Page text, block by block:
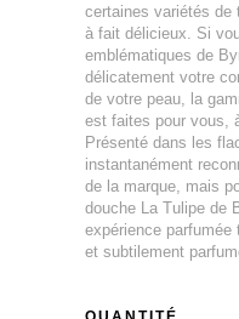
certaines variétés de
à fait délicieux. Si
emblématiques de
délicatement votre
de votre peau, la
est faites pour vous,
Présenté dans les
instantanément
de la marque, mais
douche La Tulipe de
expérience
et subtilement